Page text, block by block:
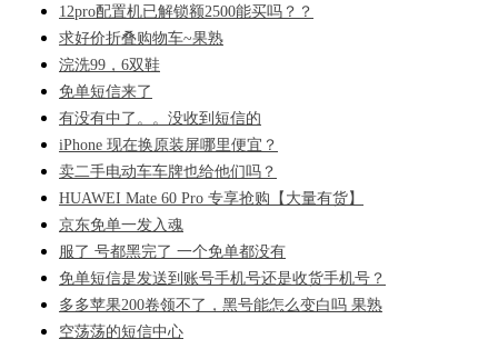
12pro配置机已解锁额2500能买吗？？
求好价折叠购物车~果熟
浣洗99，6双鞋
免单短信来了
有没有中了。。没收到短信的
iPhone 现在换原装屏哪里便宜？
卖二手电动车车牌也给他们吗？
HUAWEI Mate 60 Pro 专享抢购【大量有货】
京东免单一发入魂
服了 号都黑完了 一个免单都没有
免单短信是发送到账号手机号还是收货手机号？
多多苹果200卷领不了，黑号能怎么变白吗 果熟
空荡荡的短信中心